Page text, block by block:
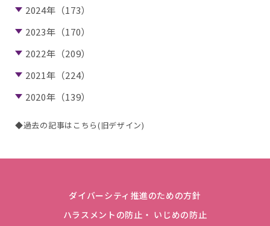
2024年（173）
2023年（170）
2022年（209）
2021年（224）
2020年（139）
◆過去の記事はこちら(旧デザイン)
ダイバーシティ推進のための方針
ハラスメントの防止・ いじめの防止